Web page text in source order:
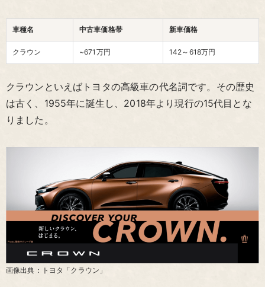
車種名 中古車価格帯 新車価格
クラウン ~671万円 142～618万円
クラウンといえばトヨタの高級車の代名詞です。その歴史
は古く、1955年に誕生し、2018年より現行の15代目とな
りました。
画像出典：トヨタ「クラウン」